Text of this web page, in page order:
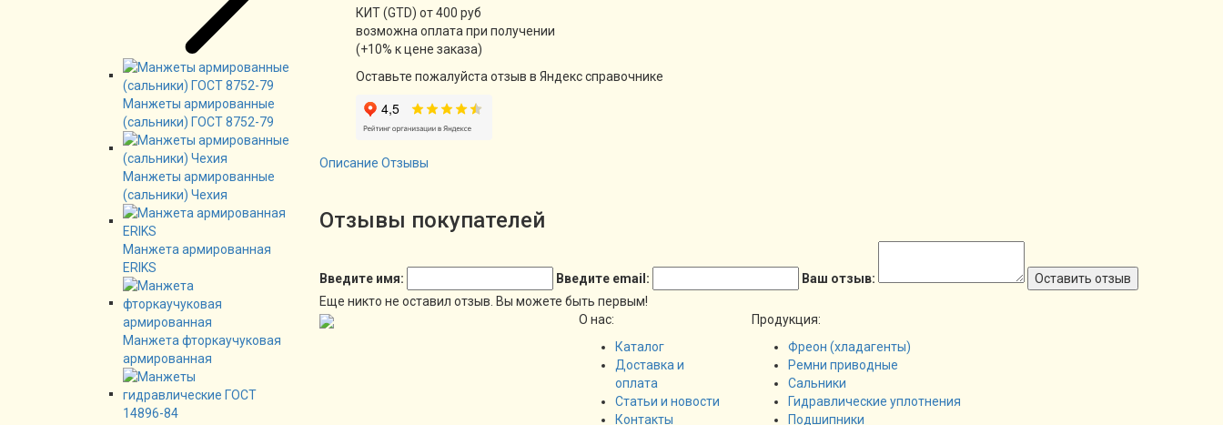
Манжеты армированные
(сальники) ГОСТ 8752-79
Манжеты армированные
(сальники) Чехия
Манжета армированная
ERIKS
Манжета фторкаучуковая
армированная
КИТ (GTD) от 400 руб
возможна оплата при получении
(+10% к цене заказа)
Оставьте пожалуйста отзыв в Яндекс справочнике
Описание Отзывы
Отзывы покупателей
Введите имя: Введите email: Ваш отзыв:
Оставить отзыв
Еще никто не оставил отзыв. Вы можете быть первым!
О нас:
Каталог
Доставка и
оплата
Статьи и новости
Контакты
Продукция:
Фреон (хладагенты)
Ремни приводные
Сальники
Гидравлические уплотнения
Подшипники